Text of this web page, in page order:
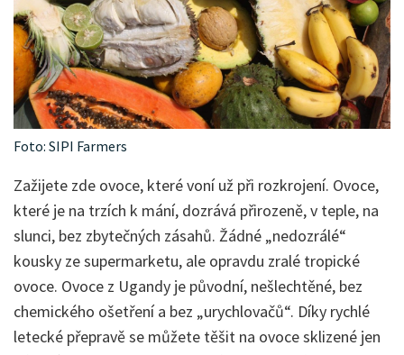
Foto: SIPI Farmers
Zažijete zde ovoce, které voní už při rozkrojení. Ovoce,
které je na trzích k mání, dozrává přirozeně, v teple, na
slunci, bez zbytečných zásahů. Žádné „nedozrálé“
kousky ze supermarketu, ale opravdu zralé tropické
ovoce. Ovoce z Ugandy je původní, nešlechtěné, bez
chemického ošetření a bez „urychlovačů“. Díky rychlé
letecké přepravě se můžete těšit na ovoce sklizené jen